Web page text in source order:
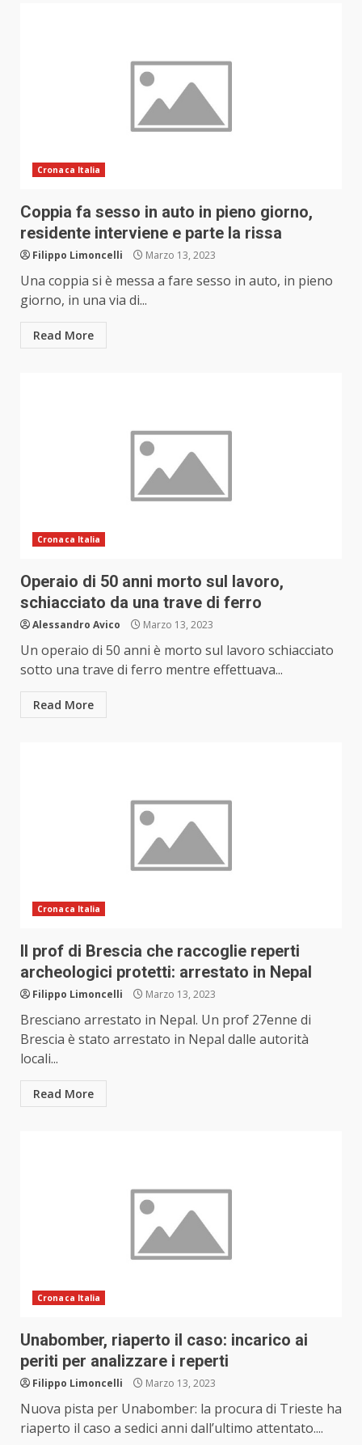
Cronaca Italia
Coppia fa sesso in auto in pieno giorno,
residente interviene e parte la rissa
Filippo Limoncelli Marzo 13, 2023
Una coppia si è messa a fare sesso in auto, in pieno
giorno, in una via di...
Read More
Cronaca Italia
Operaio di 50 anni morto sul lavoro,
schiacciato da una trave di ferro
Alessandro Avico Marzo 13, 2023
Un operaio di 50 anni è morto sul lavoro schiacciato
sotto una trave di ferro mentre effettuava...
Read More
Cronaca Italia
Il prof di Brescia che raccoglie reperti
archeologici protetti: arrestato in Nepal
Filippo Limoncelli Marzo 13, 2023
Bresciano arrestato in Nepal. Un prof 27enne di
Brescia è stato arrestato in Nepal dalle autorità
locali...
Read More
Cronaca Italia
Unabomber, riaperto il caso: incarico ai
periti per analizzare i reperti
Filippo Limoncelli Marzo 13, 2023
Nuova pista per Unabomber: la procura di Trieste ha
riaperto il caso a sedici anni dall’ultimo attentato....